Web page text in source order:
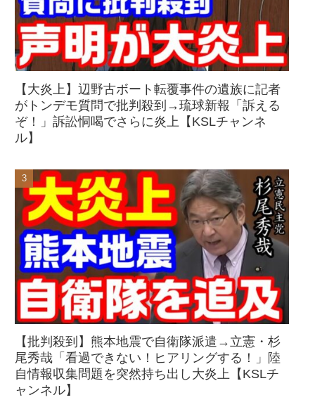
【大炎上】辺野古ボート転覆事件の遺族に記者
がトンデモ質問で批判殺到→琉球新報「訴える
ぞ！」訴訟恫喝でさらに炎上【KSLチャンネ
ル】
【批判殺到】熊本地震で自衛隊派遣→立憲・杉
尾秀哉「看過できない！ヒアリングする！」陸
自情報収集問題を突然持ち出し大炎上【KSLチ
ャンネル】